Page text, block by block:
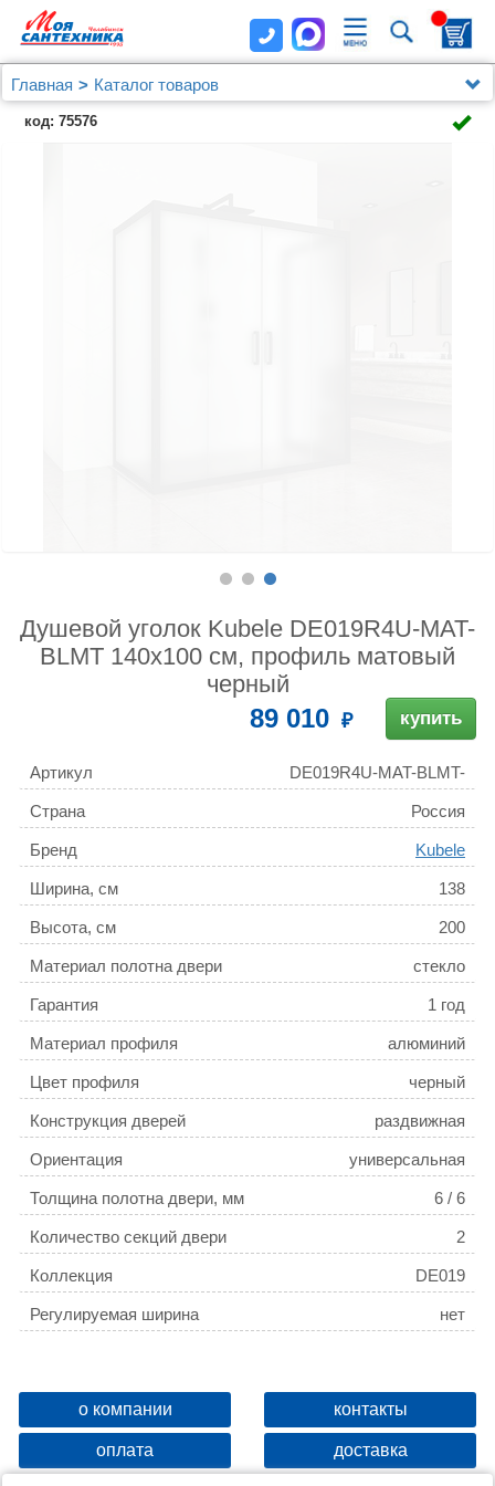
Главная
Каталог товаров
Душевые уголки, ограждения, поддоны
Kubele
Душевой уголок Kubele DE019R4U-MAT-BLMT
код: 75576
Душевой уголок Kubele DE019R4U-MAT-
BLMT 140х100 см, профиль матовый
черный
89 010 купить
Артикул
DE019R4U-MAT-BLMT-
140х100х200
Страна
Россия
Бренд Kubele
Ширина, см 138
Высота, см 200
Материал полотна двери стекло
Гарантия 1 год
Материал профиля алюминий
Цвет профиля черный
Конструкция дверей раздвижная
Ориентация универсальная
Толщина полотна двери, мм 6 / 6
Количество секций двери 2
Коллекция DE019
Регулируемая ширина нет
о компании контакты
оплата доставка